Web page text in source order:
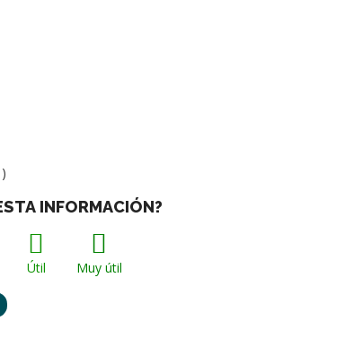
INFORMACIÓN?
Útil Muy útil